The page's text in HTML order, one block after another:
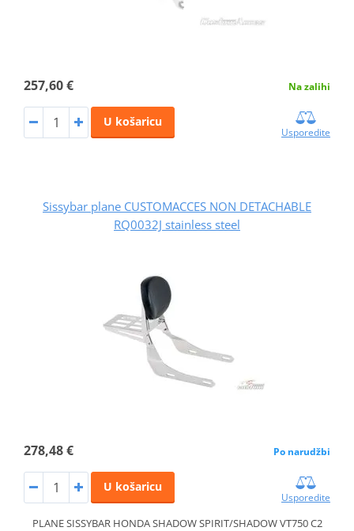
257,60 € Na zalihi
U košaricu
Usporedite
Sissybar plane CUSTOMACCES NON DETACHABLE
RQ0032J stainless steel
278,48 € Po narudžbi
U košaricu
Usporedite
PLANE SISSYBAR HONDA SHADOW SPIRIT/SHADOW VT750 C2